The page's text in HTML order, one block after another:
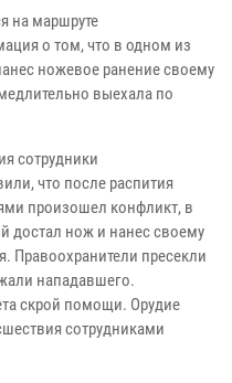
на маршруте
о том, что в одном из
ножевое ранение своему
выехала по
сотрудники
что после распития
произошел конфликт, в
достал нож и нанес своему
Правоохранители пресекли
нападавшего.
скрой помощи. Орудие
сотрудниками